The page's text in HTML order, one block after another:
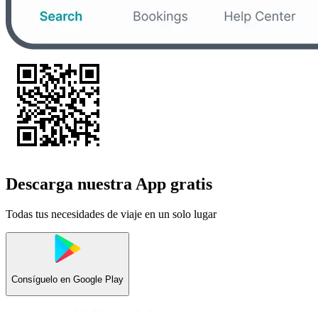
Descarga nuestra App gratis
Todas tus necesidades de viaje en un solo lugar
Consíguelo en Google Play